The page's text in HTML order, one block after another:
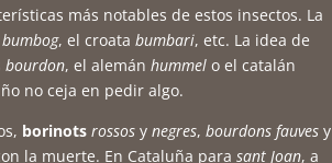
más notables de estos insectos. La
bumbog, el croata bumbari, etc. La idea de
bourdon, el alemán hummel o el catalán
no ceja en pedir algo.
borinots rossos y negres, bourdons fauves y
la muerte. En Cataluña para sant Joan, a